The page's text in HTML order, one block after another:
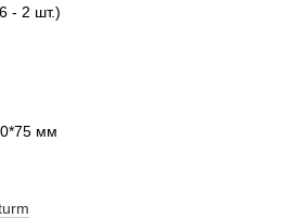
- 2 шт.)
мм